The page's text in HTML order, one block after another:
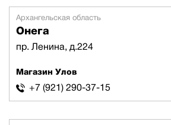
Архангельская область
Онега
пр. Ленина, д.224
Магазин Улов
+7 (921) 290-37-15